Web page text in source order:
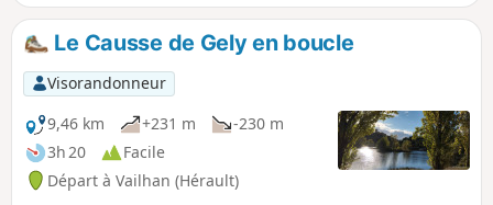
Par chance, ce jour, là nous avions une vue merveilleuse de
la Méditerranée, du Canigou et des Pyrénées.
Le Causse de Gely en boucle
Visorandonneur
9,46 km
+231 m
-230 m
3h 20
Facile
Départ à Vailhan (Hérault)